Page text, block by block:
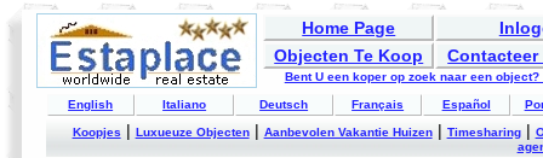
Home Page
Objecten Te Koop
Contacteer
Bent U een koper op zoek naar een
English Italiano Deutsch Français Español
Koopjes| Luxueuze Objecten| Aanbevolen Vakantie Huizen| Timesharing|